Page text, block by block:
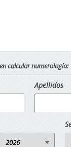
calcular numerología:
Apellidos